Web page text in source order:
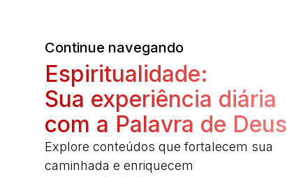
Continue navegando
Espiritualidade:
Sua experiência diária
com a Palavra de Deus
Explore conteúdos que fortalecem sua
caminhada e enriquecem